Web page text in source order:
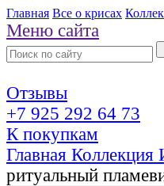
Главная Все о крисах
Меню сайта
Отзывы
+7 925 292 64 73
К покупкам
Главная Коллекция
ритуальный